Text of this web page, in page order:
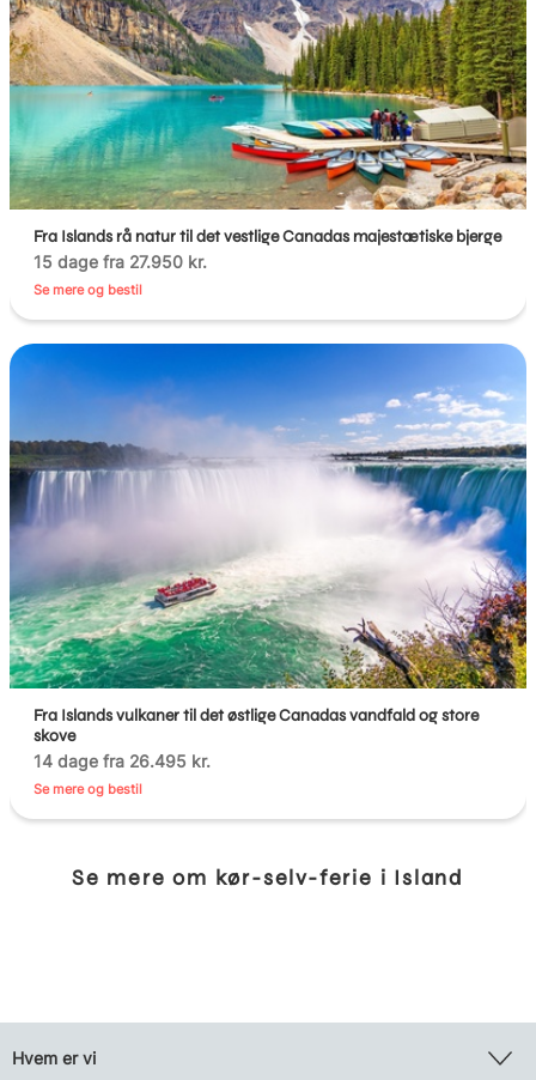
Fra Islands rå natur til det vestlige Canadas majestætiske bjerge
15 dage fra 27.950 kr.
Se mere og bestil
Fra Islands vulkaner til det østlige Canadas vandfald og store
skove
14 dage fra 26.495 kr.
Se mere og bestil
Se mere om kør-selv-ferie i Island
Hvem er vi